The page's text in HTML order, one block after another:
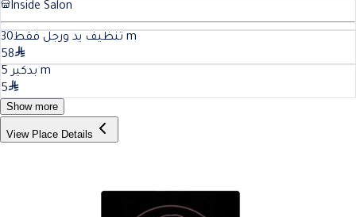
Inside Salon
تنظيف يد ورجل فقط30
m
58
بدكير 5
m
5
Show more
View Place Details